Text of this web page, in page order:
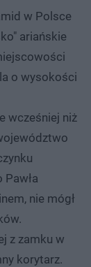
w Polsce
ariańskie
o wysokości
wcześniej niż
nie mógł
z zamku w
korytarz.